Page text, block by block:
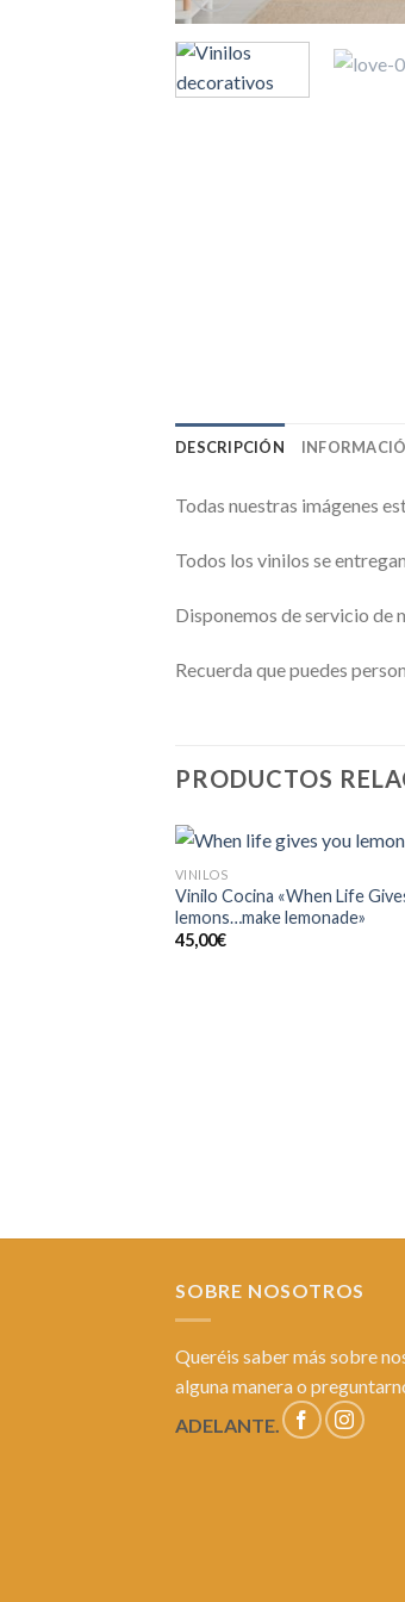
DESCRIPCIÓN
Todas nuestras imágenes
Todos los vinilos se
Disponemos de servicio de
Recuerda que puedes
PRODUCTOS
VINILOS
Vinilo Cocina «When Life
lemons…make lemonade»
45,00€
SOBRE NOSOTROS
Queréis saber más sobre
alguna manera o
ADELANTE.